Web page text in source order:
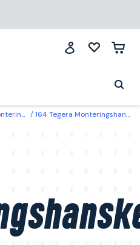
164 Tegera Monteringshanske polyester, oksenarv 9